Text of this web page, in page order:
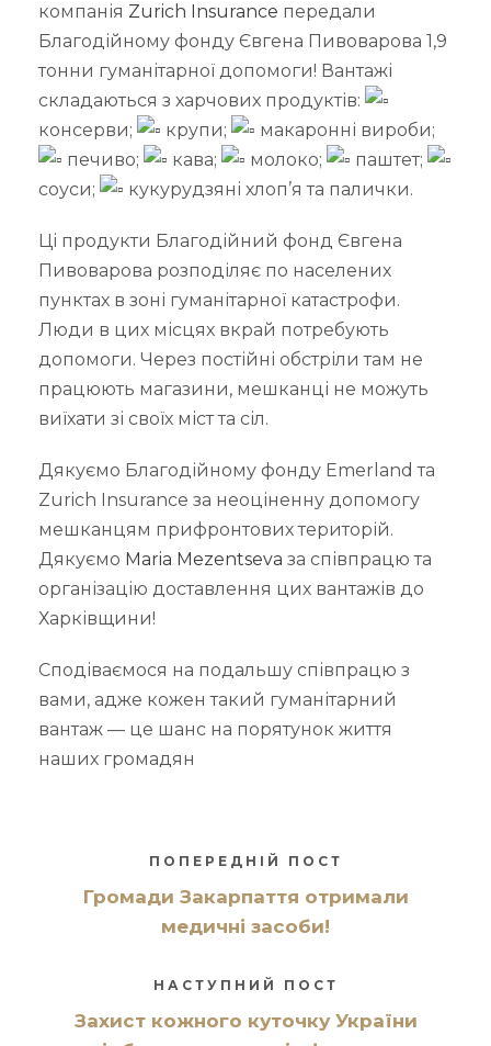
компанія Zurich Insurance передали
Благодійному фонду Євгена Пивоварова 1,9
тонни гуманітарної допомоги! Вантажі
складаються з харчових продуктів:
консерви;
крупи;
макаронні вироби;
печиво;
кава; молоко;
паштет;
соуси;
кукурудзяні хлоп’я та палички.
Ці продукти Благодійний фонд Євгена
Пивоварова розподіляє по населених
пунктах в зоні гуманітарної катастрофи.
Люди в цих місцях вкрай потребують
допомоги. Через постійні обстріли там не
працюють магазини, мешканці не можуть
виїхати зі своїх міст та сіл.
Дякуємо Благодійному фонду Emerland та
Zurich Insurance за неоціненну допомогу
мешканцям прифронтових територій.
Дякуємо Maria Mezentseva за співпрацю та
організацію доставлення цих вантажів до
Харківщини!
Сподіваємося на подальшу співпрацю з
вами, адже кожен такий гуманітарний
вантаж — це шанс на порятунок життя
наших громадян
ПОПЕРЕДНІЙ ПОСТ
Громади Закарпаття отримали
медичні засоби!
НАСТУПНИЙ ПОСТ
Захист кожного куточку України